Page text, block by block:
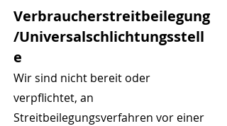
Verbraucherstreitbeilegung
/Universalschlichtungsstell
e
Wir sind nicht bereit oder
verpflichtet, an
Streitbeilegungsverfahren vor einer